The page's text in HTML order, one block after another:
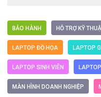
BẢO HÀNH HỖ TRỢ KỸ
LAPTOP ĐỒ HỌA LAPTOP
LAPTOP SINH VIÊN
MÀN HÌNH DOANH NGHIỆP